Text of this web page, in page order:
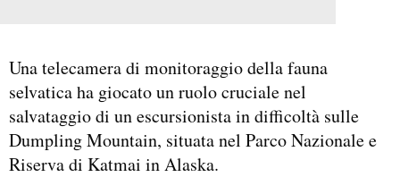
Una telecamera di monitoraggio della fauna
selvatica ha giocato un ruolo cruciale nel
salvataggio di un escursionista in difficoltà sulle
Dumpling Mountain, situata nel Parco Nazionale e
Riserva di Katmai in Alaska.